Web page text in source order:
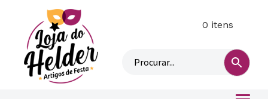
0 itens